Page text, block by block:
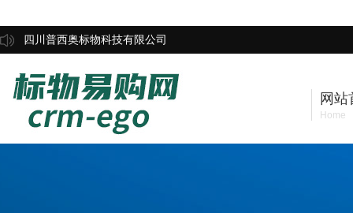
四川普西奥标物科技有限公司
网站
Home